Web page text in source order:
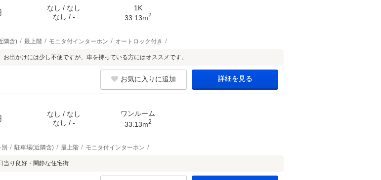
なし / なし
なし / -
1K
33.13m2
隣含) 最上階 モニタ付インターホン オートロック付き
出かけには少し不便ですが、車を持っている方にはオススメです。
お気に入りに追加 詳細を見る
なし / なし
なし / -
ワンルーム
33.13m2
駐車場(近隣含) 最上階 モニタ付インターホン
当り良好・閑静な住宅街